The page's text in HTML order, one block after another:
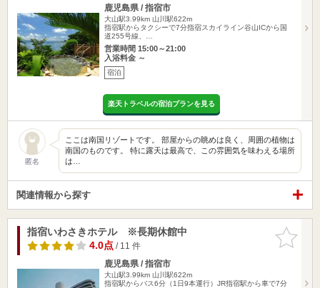
鹿児島県 / 指宿市
大山駅3.99km 山川駅622m
指宿駅からタクシーで7分指宿スカイライン谷山ICから国
道255号線、…
営業時間 15:00～21:00
入浴料金 ～
宿泊
楽天トラベルの宿泊プランを見る
匿名
ここは南国リゾートです。 部屋からの眺めは良く、周囲の植物は
南国のものです。 特に露天は最高で、この雰囲気を味わえる場所
は…
関連情報から探す
お気に入
りに追加
指宿いわさきホテル ※長期休館中
4.0点/ 11 件
鹿児島県 / 指宿市
大山駅3.99km 山川駅622m
指宿駅からバス6分（1日9本運行）JR指宿駅から車で7分